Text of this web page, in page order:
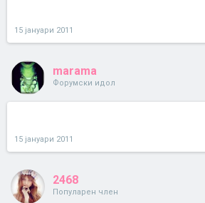
15 јануари 2011
marama
Форумски идол
15 јануари 2011
2468
Популарен член